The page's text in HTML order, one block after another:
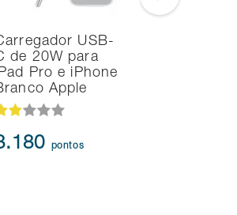
USB-
de 20W para
Pro e iPhone
Apple
pontos